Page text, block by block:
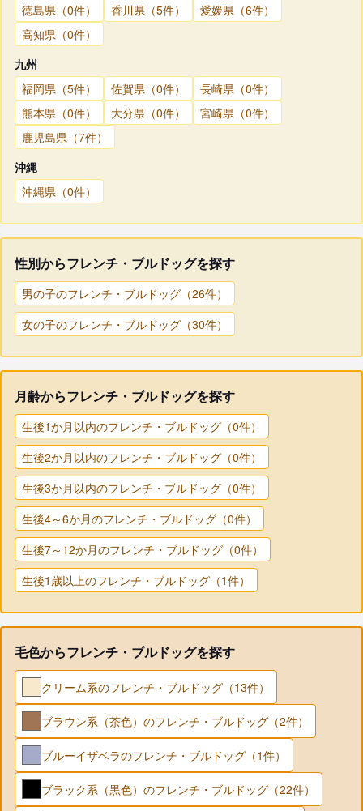
徳島県（0件） 香川県（5件）
愛媛県（6件）
高知県（0件）
九州
福岡県（5件）
佐賀県（0件）
長崎県（0件）
熊本県（0件）
大分県（0件）
宮崎県（0件）
鹿児島県（7件）
沖縄
沖縄県（0件）
性別からフレンチ・ブルドッグを探す
男の子のフレンチ・ブルドッグ（26件）
女の子のフレンチ・ブルドッグ（30件）
月齢からフレンチ・ブルドッグを探す
生後1か月以内のフレンチ・ブルドッグ（0件）
生後2か月以内のフレンチ・ブルドッグ（0件）
生後3か月以内のフレンチ・ブルドッグ（0件）
生後4～6か月のフレンチ・ブルドッグ（0件）
生後7～12か月のフレンチ・ブルドッグ（0件）
生後1歳以上のフレンチ・ブルドッグ（1件）
毛色からフレンチ・ブルドッグを探す
クリーム系のフレンチ・ブルドッグ（13件）
ブラウン系（茶色）のフレンチ・ブルドッグ（2件）
ブルーイザベラのフレンチ・ブルドッグ（1件）
ブラック系（黒色）のフレンチ・ブルドッグ（22件）